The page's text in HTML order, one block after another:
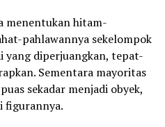
menentukan hitam-
pahlawannya sekelompok
yang diperjuangkan, tepat-
Sementara mayoritas
sekadar menjadi obyek,
figurannya.